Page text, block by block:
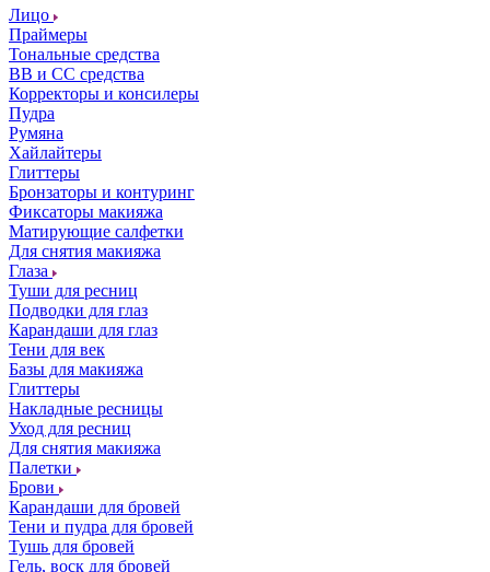
Лицо
Праймеры
Тональные средства
ВВ и СС средства
Корректоры и консилеры
Пудра
Румяна
Хайлайтеры
Глиттеры
Бронзаторы и контуринг
Фиксаторы макияжа
Матирующие салфетки
Для снятия макияжа
Глаза
Туши для ресниц
Подводки для глаз
Карандаши для глаз
Тени для век
Базы для макияжа
Глиттеры
Накладные ресницы
Уход для ресниц
Для снятия макияжа
Палетки
Брови
Карандаши для бровей
Тени и пудра для бровей
Тушь для бровей
Гель, воск для бровей